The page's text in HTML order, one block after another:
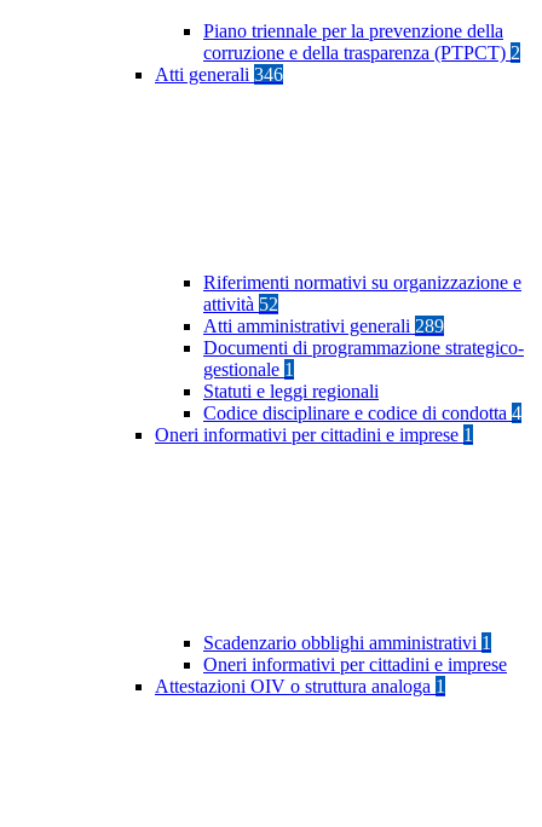
Piano triennale per la prevenzione della
corruzione e della trasparenza (PTPCT) 2
Atti generali 346
Riferimenti normativi su organizzazione e
attività 52
Atti amministrativi generali 289
Documenti di programmazione strategico-
gestionale 1
Statuti e leggi regionali
Codice disciplinare e codice di condotta 4
Oneri informativi per cittadini e imprese 1
Scadenzario obblighi amministrativi 1
Oneri informativi per cittadini e imprese
Attestazioni OIV o struttura analoga 1